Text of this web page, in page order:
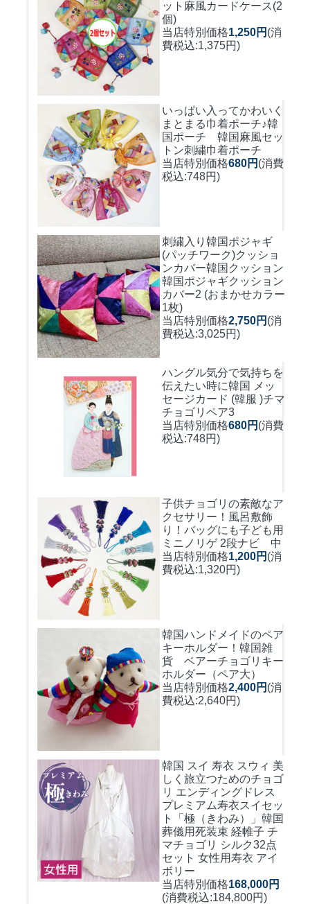
ット麻風カードケース(2
個)
当店特別価格1,250円 (消
費税込:1,375円)
いっぱい入ってかわいく
まとまる巾着ポーチ♪韓
国ポーチ 韓国麻風セッ
トン刺繍巾着ポーチ
当店特別価格680円 (消費
税込:748円)
刺繍入り韓国ポジャギ
(パッチワーク)クッショ
ンカバー韓国クッション
韓国ポジャギクッション
カバー2 (おまかせカラー
1枚)
当店特別価格2,750円 (消
費税込:3,025円)
ハングル気分で気持ちを
伝えたい時に韓国 メッ
セージカード (韓服 )チマ
チョゴリペア3
当店特別価格680円 (消費
税込:748円)
子供チョゴリの素敵なア
クセサリー！風呂敷飾
り！バッグにも子ども用
ミニノリゲ 2段ナビ 中
当店特別価格1,200円 (消
費税込:1,320円)
韓国ハンドメイドのペア
キーホルダー！ 韓国雑
貨 ベアーチョゴリキー
ホルダー（ペア大）
当店特別価格2,400円 (消
費税込:2,640円)
韓国 スイ 寿衣 スウィ 美
しく旅立つためのチョゴ
リ エンディングドレス
プレミアム寿衣スイセッ
ト「極（きわみ）」韓国
葬儀用死装束 経帷子 チ
マチョゴリ シルク32点
セット 女性用寿衣 アイ
ボリー
当店特別価格168,000円
(消費税込:184,800円)